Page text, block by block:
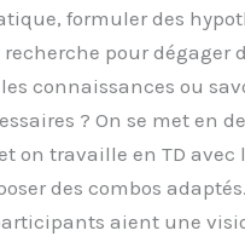
formuler des
recherche pour dégager
connaissances ou
? On se met en
on travaille en TD avec
des combos
aient une